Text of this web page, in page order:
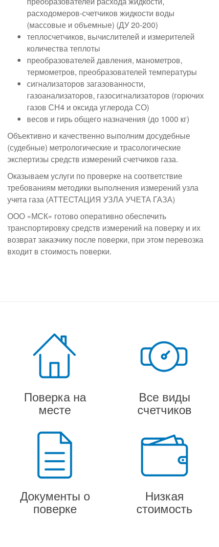
расходомеров-счетчиков жидкости воды
(массовые и объемные) (ДУ 20-200)
теплосчетчиков, вычислителей и измерителей
количества теплоты
преобразователей давления, манометров,
термометров, преобразователей температуры
сигнализаторов загазованности,
газоанализаторов, газосигнализаторов (горючих
газов СН4 и оксида углерода СО)
весов и гирь общего назначения (до 1000 кг)
Объективно и качественно выполним досудебные
(судебные) метрологические и трасологические
экспертизы средств измерений счетчиков газа.
Оказываем услуги по проверке на соответствие
требованиям методики выполнения измерений узла
учета газа (АТТЕСТАЦИЯ УЗЛА УЧЕТА ГАЗА)
ООО «МСК» готово оперативно обеспечить
транспортировку средств измерений на поверку и их
возврат заказчику после поверки, при этом перевозка
входит в стоимость поверки.
Поверка на
месте
Все виды
счетчиков
Документы о
поверке
Низкая
стоимость